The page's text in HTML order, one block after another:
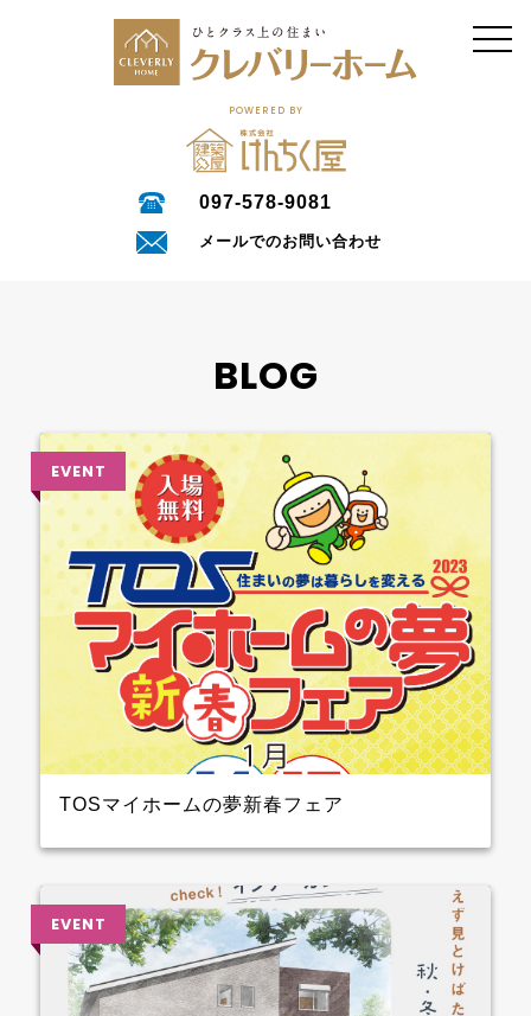
POWERED BY
097-578-9081
メールでのお問い合わせ
BLOG
TOSマイホームの夢新春フェア
ホーム も参加しますよ 3階大ホール№8のブースでプ
レゼントを準備して待ってます～ ぜひ、お越しくださ
い♪♪